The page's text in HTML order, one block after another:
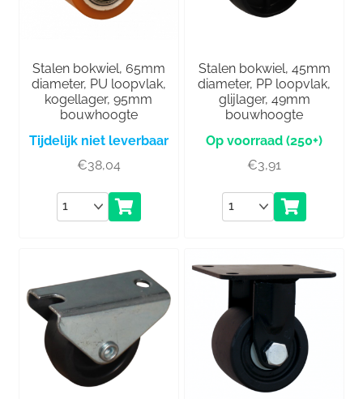
Stalen bokwiel, 65mm
diameter, PU loopvlak,
kogellager, 95mm
bouwhoogte
Tijdelijk niet leverbaar
€38,04
Aantal
Stalen bokwiel, 45mm
diameter, PP loopvlak,
glijlager, 49mm
bouwhoogte
(250+)
€3,91
Aantal